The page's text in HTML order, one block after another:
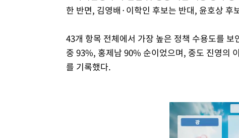
한 반면, 김영배·이학인 후보는 반대, 윤호상 후
43개 항목 전체에서 가장 높은 정책 수용도를
중 93%, 홍제남 90% 순이었으며, 중도 진영의
를 기록했다.